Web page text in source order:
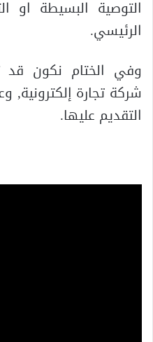
الرئيسي.
وفي الختام نكون قد
شركة تجارة إلكترونية,
التقديم عليها.